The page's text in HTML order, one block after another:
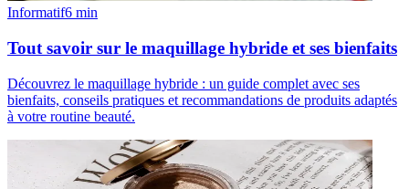
Informatif6 min
Tout savoir sur le maquillage hybride et ses bienfaits
Découvrez le maquillage hybride : un guide complet avec ses
bienfaits, conseils pratiques et recommandations de produits adaptés
à votre routine beauté.